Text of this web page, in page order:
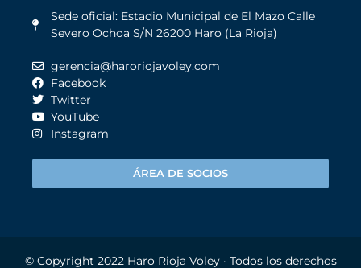
Sede oficial: Estadio Municipal de El Mazo Calle
Severo Ochoa S/N 26200 Haro (La Rioja)
gerencia@haroriojavoley.com
Facebook
Twitter
YouTube
Instagram
ÁREA DE SOCIOS
© Copyright 2022 Haro Rioja Voley· Todos los derechos